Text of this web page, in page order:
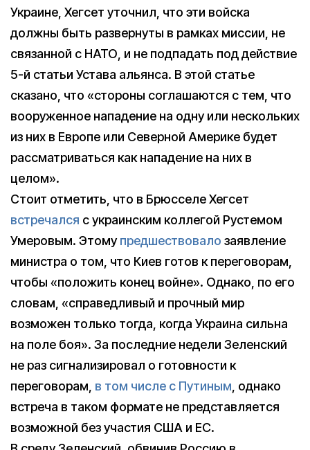
Украине, Хегсет уточнил, что эти войска
должны быть развернуты в рамках миссии, не
связанной с НАТО, и не подпадать под действие
5-й статьи Устава альянса. В этой статье
сказано, что «стороны соглашаются с тем, что
вооруженное нападение на одну или нескольких
из них в Европе или Северной Америке будет
рассматриваться как нападение на них в
целом».
Стоит отметить, что в Брюсселе Хегсет
встречался с украинским коллегой Рустемом
Умеровым. Этомупредшествовало заявление
министра о том, что Киев готов к переговорам,
чтобы «положить конец войне». Однако, по его
словам, «справедливый и прочный мир
возможен только тогда, когда Украина сильна
на поле боя». За последние недели Зеленский
не раз сигнализировал о готовности к
переговорам, в том числе с Путиным, однако
встреча в таком формате не представляется
возможной без участия США и ЕС.